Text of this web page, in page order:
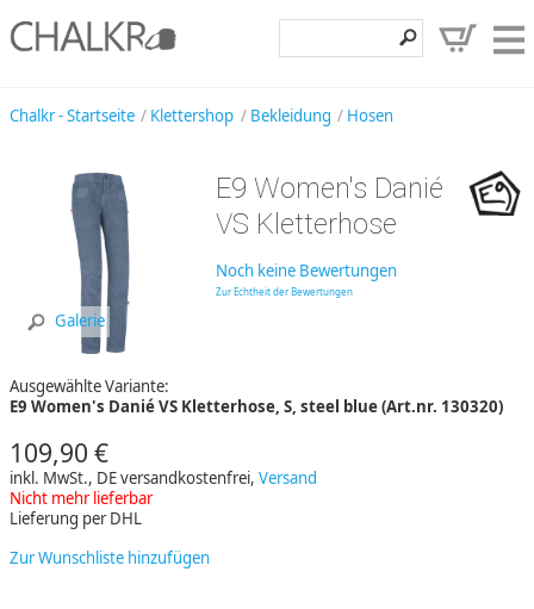
Entdecken
Chalkr - Startseite Klettershop Bekleidung Hosen
Galerie
E9 Women's Danié
VS Kletterhose
Noch keine Bewertungen
Zur Echtheit der Bewertungen
Ausgewählte Variante:
E9 Women's Danié VS Kletterhose, S, steel blue (Art.nr. 130320)
109,90 €
inkl. MwSt., DE versandkostenfrei, Versand
Nicht mehr lieferbar
Lieferung per DHL
Zur Wunschliste hinzufügen